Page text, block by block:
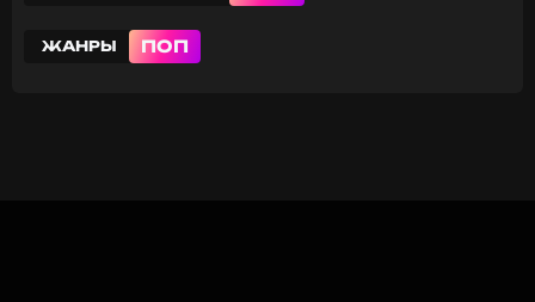
ЖАНРЫ ПОП